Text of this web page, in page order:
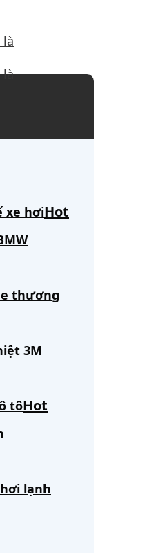
xe hơi
thương
3M
tô
lạnh